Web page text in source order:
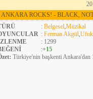
ROCKS! - BLACK,
: Belgesel,Müzikal
: Ferman Akgül,
: 1299
:+15
Türkiye'nin başkenti Ankara'dan